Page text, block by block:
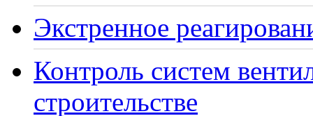
Экстренное
Контроль систем
строительстве